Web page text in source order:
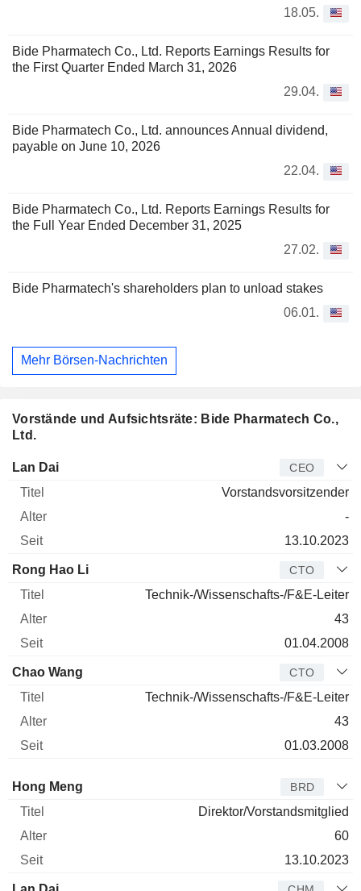
18.05.
Bide Pharmatech Co., Ltd. Reports Earnings Results for
the First Quarter Ended March 31, 2026
29.04.
Bide Pharmatech Co., Ltd. announces Annual dividend,
payable on June 10, 2026
22.04.
Bide Pharmatech Co., Ltd. Reports Earnings Results for
the Full Year Ended December 31, 2025
27.02.
Bide Pharmatech's shareholders plan to unload stakes
06.01.
Mehr Börsen-Nachrichten
Vorstände und Aufsichtsräte: Bide Pharmatech Co.,
Ltd.
Manager
Lan Dai CEO
Vorstandsvorsitzender
-
13.10.2023
Rong Hao Li CTO
Technik-/Wissenschafts-/F&E-Leiter
43
01.04.2008
Chao Wang CTO
Technik-/Wissenschafts-/F&E-Leiter
43
01.03.2008
Verwaltungsratsmitglied
Hong Meng BRD
Direktor/Vorstandsmitglied
60
13.10.2023